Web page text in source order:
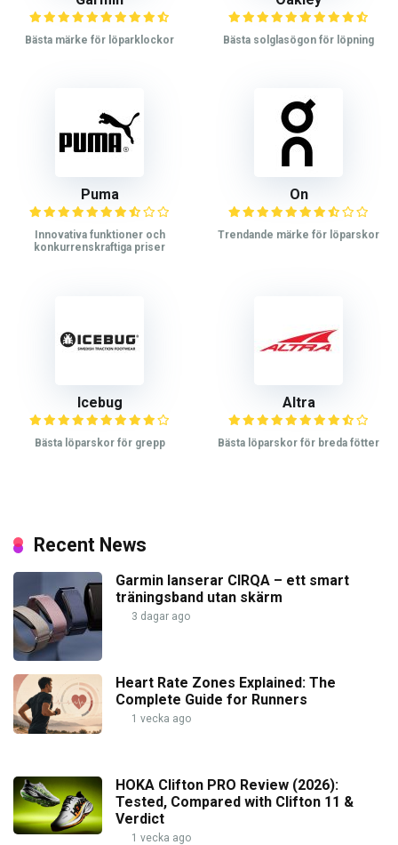
Bästa märke för löparklockor Bästa solglasögon för löpning
Puma
Innovativa funktioner och
konkurrenskraftiga priser
On
Trendande märke för löparskor
Icebug
Bästa löparskor för grepp
Altra
Bästa löparskor för breda fötter
Recent News
Garmin lanserar CIRQA – ett smart
träningsband utan skärm
3 dagar ago
Heart Rate Zones Explained: The
Complete Guide for Runners
1 vecka ago
HOKA Clifton PRO Review (2026):
Tested, Compared with Clifton 11 &
Verdict
1 vecka ago